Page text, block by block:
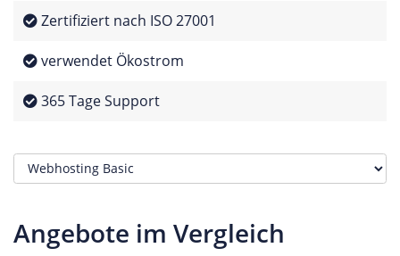
Zertifiziert nach ISO 27001
verwendet Ökostrom
365 Tage Support
Angebote im Vergleich